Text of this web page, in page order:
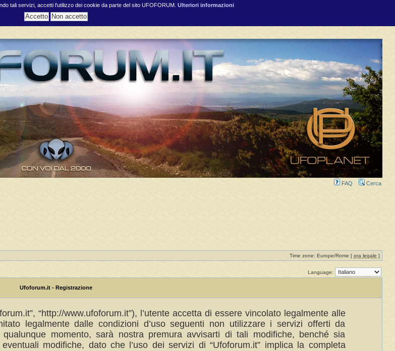
tali servizi, accetti l'utilizzo dei cookie da parte del sito UFOFORUM. Ulteriori informazioni
FAQ Cerca
Time zone: Europe/Rome [ ora legale ]
Language:
Ufoforum.it - Registrazione
“http://www.ufoforum.it”), l’utente accetta di essere vincolato legalmente alle
legalmente dalle condizioni d’uso seguenti non utilizzare i servizi offerti da
qualunque momento, sarà nostra premura avvisarti di tali modifiche, benché sia
modifiche, dato che l’uso dei servizi di “Ufoforum.it” implica la completa